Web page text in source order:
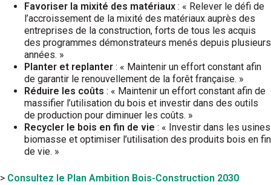
Favoriser la mixité des matériaux : « Relever le défi de
l’accroissement de la mixité des matériaux auprès des
entreprises de la construction, forts de tous les acquis
des programmes démonstrateurs menés depuis plusieurs
années. »
Planter et replanter : « Maintenir un effort constant afin
de garantir le renouvellement de la forêt française. »
Réduire les coûts : « Maintenir un effort constant afin de
massifier l’utilisation du bois et investir dans des outils
de production pour diminuer les coûts. »
Recycler le bois en fin de vie : « Investir dans les usines
biomasse et optimiser l’utilisation des produits bois en fin
de vie. »
> Consultez le Plan Ambition Bois-Construction 2030